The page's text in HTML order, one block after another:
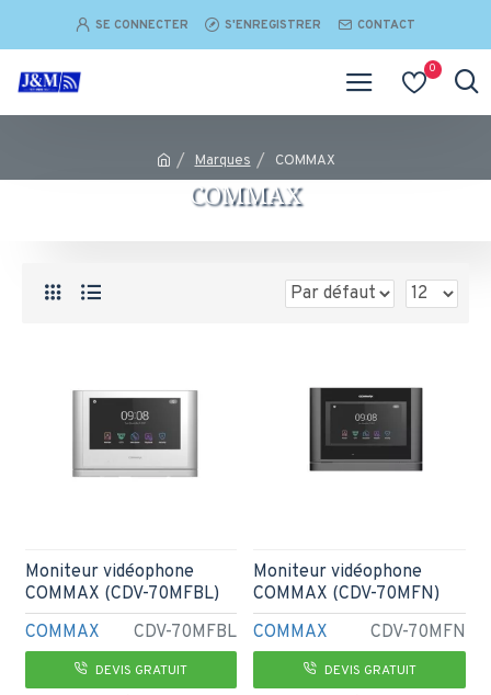
SE CONNECTER S'ENREGISTRER CONTACT
0
Marques COMMAX
COMMAX
COMMAX CDV-70MFBL
Moniteur vidéophone
COMMAX (CDV-70MFBL)
DEVIS GRATUIT
COMMAX CDV-70MFN
Moniteur vidéophone
COMMAX (CDV-70MFN)
DEVIS GRATUIT